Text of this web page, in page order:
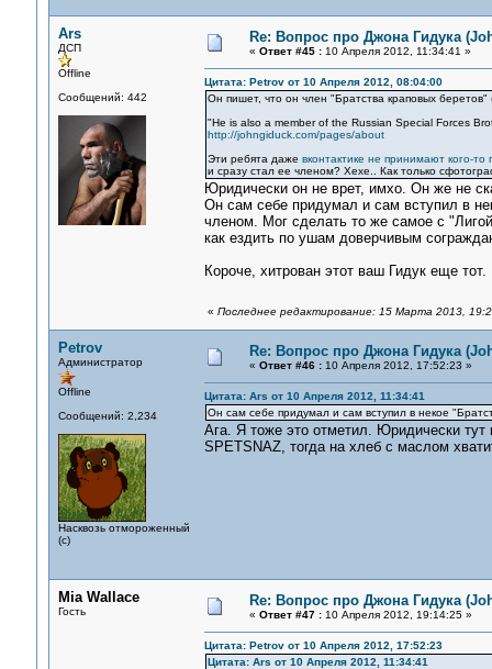
Ars
ДСП
Offline
Сообщений: 442
Re: Вопрос про Джона Гидука
« Ответ #45 :10 Апреля 2012, 11:34:41 »
Цитата: Petrov от 10 Апреля 2012, 08:04:00
Он пишет, что он член "Братства краповых
"He is also a member of the Russian Special Forces
http://johngiduck.com/pages/about
Эти ребята даже вконтактике не принимают кого-то
и сразу стал ее членом? Хехе.. Как только
Юридически он не врет, имхо. Он же не
Он сам себе придумал и сам вступил в
членом. Мог сделать то же самое с
как ездить по ушам доверчивым
Короче, хитрован этот ваш Гидук еще тот.
« Последнее редактирование: 15 Марта 2013,
Petrov
Администратор
Offline
Сообщений: 2,234
Насквозь отмороженный
(с)
Re: Вопрос про Джона Гидука
« Ответ #46 :10 Апреля 2012, 17:52:23 »
Цитата: Ars от 10 Апреля 2012, 11:34:41
Он сам себе придумал и сам вступил в некое
Ага. Я тоже это отметил. Юридически
SPETSNAZ, тогда на хлеб с маслом
Mia Wallace
Гость
Re: Вопрос про Джона Гидука
« Ответ #47 :10 Апреля 2012, 19:14:25 »
Цитата: Petrov от 10 Апреля 2012, 17:52:23
Цитата: Ars от 10 Апреля 2012, 11:34:41